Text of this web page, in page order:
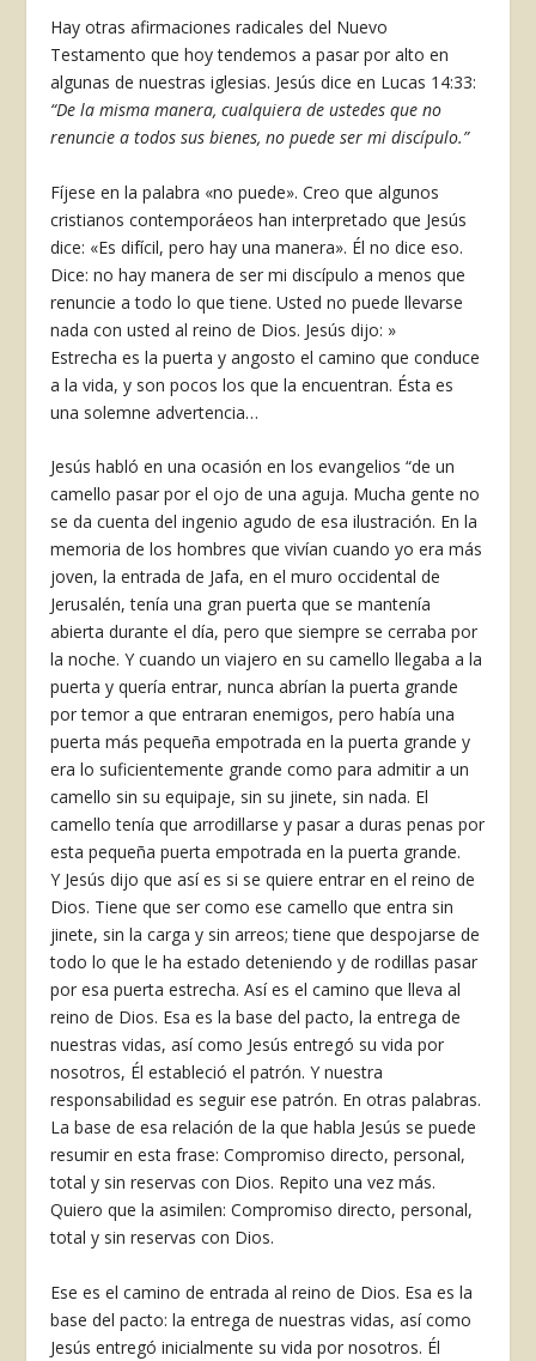
Hay otras afirmaciones radicales del Nuevo
Testamento que hoy tendemos a pasar por alto en
algunas de nuestras iglesias. Jesús dice en Lucas 14:33:
“De la misma manera, cualquiera de ustedes que no
renuncie a todos sus bienes, no puede ser mi discípulo.”
Fíjese en la palabra «no puede». Creo que algunos
cristianos contemporáeos han interpretado que Jesús
dice: «Es difícil, pero hay una manera». Él no dice eso.
Dice: no hay manera de ser mi discípulo a menos que
renuncie a todo lo que tiene. Usted no puede llevarse
nada con usted al reino de Dios. Jesús dijo: »
Estrecha es la puerta y angosto el camino que conduce
a la vida, y son pocos los que la encuentran. Ésta es
una solemne advertencia…
Jesús habló en una ocasión en los evangelios “de un
camello pasar por el ojo de una aguja. Mucha gente no
se da cuenta del ingenio agudo de esa ilustración. En la
memoria de los hombres que vivían cuando yo era más
joven, la entrada de Jafa, en el muro occidental de
Jerusalén, tenía una gran puerta que se mantenía
abierta durante el día, pero que siempre se cerraba por
la noche. Y cuando un viajero en su camello llegaba a la
puerta y quería entrar, nunca abrían la puerta grande
por temor a que entraran enemigos, pero había una
puerta más pequeña empotrada en la puerta grande y
era lo suficientemente grande como para admitir a un
camello sin su equipaje, sin su jinete, sin nada. El
camello tenía que arrodillarse y pasar a duras penas por
esta pequeña puerta empotrada en la puerta grande.
Y Jesús dijo que así es si se quiere entrar en el reino de
Dios. Tiene que ser como ese camello que entra sin
jinete, sin la carga y sin arreos; tiene que despojarse de
todo lo que le ha estado deteniendo y de rodillas pasar
por esa puerta estrecha. Así es el camino que lleva al
reino de Dios. Esa es la base del pacto, la entrega de
nuestras vidas, así como Jesús entregó su vida por
nosotros, Él estableció el patrón. Y nuestra
responsabilidad es seguir ese patrón. En otras palabras.
La base de esa relación de la que habla Jesús se puede
resumir en esta frase: Compromiso directo, personal,
total y sin reservas con Dios. Repito una vez más.
Quiero que la asimilen: Compromiso directo, personal,
total y sin reservas con Dios.
Ese es el camino de entrada al reino de Dios. Esa es la
base del pacto: la entrega de nuestras vidas, así como
Jesús entregó inicialmente su vida por nosotros. Él